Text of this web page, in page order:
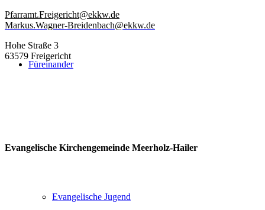
Füreinander
Evangelische Jugend
Pfarramt.Freigericht@ekkw.de
Markus.Wagner-Breidenbach@ekkw.de
Hohe Straße 3
63579 Freigericht
Evangelische Kirchengemeinde Meerholz-Hailer